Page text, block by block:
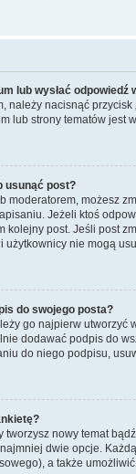
lub wysłać odpowiedź
należy nacisnąć
lub strony tematów jest
usunąć post?
moderatorem, możesz
Jeżeli ktoś
kolejny post. Jeśli post
nie mogą
do swojego posta?
go najpierw utworzyć
dodawać podpis do
do niego podpisu,
tworzysz nowy temat
dwie opcje.
a także